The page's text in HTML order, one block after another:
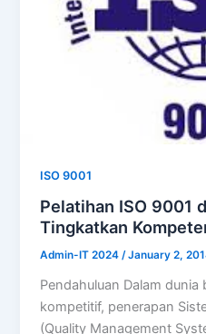
ISO 9001
Pelatihan ISO 9001
Tingkatkan
Admin-IT 2024/January 2,
Pendahuluan Dalam
kompetitif, penerapan
(Quality Management